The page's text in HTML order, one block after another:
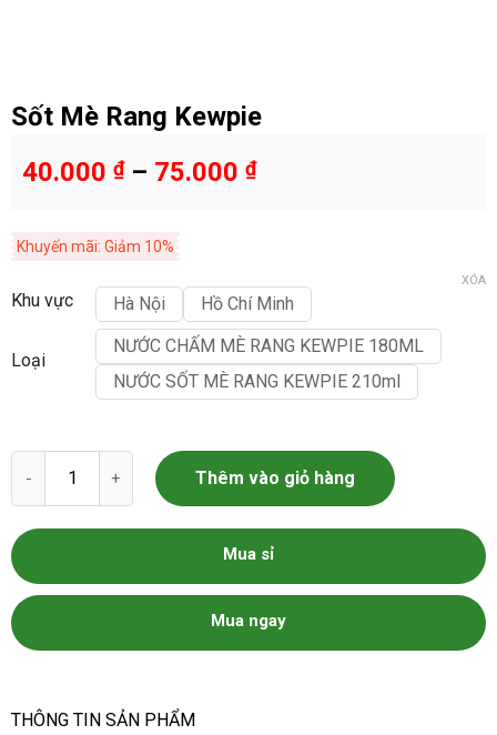
Sốt Mè Rang Kewpie
40.000 ₫– 75.000 ₫
Khuyến mãi: Giảm 10%
Khu vực Hà Nội Hồ Chí Minh
Loại
NƯỚC CHẤM MÈ RANG KEWPIE 180ML
NƯỚC SỐT MÈ RANG KEWPIE 210ml
XÓA
Sốt Mè Rang Kewpie số lượng
Thêm vào giỏ hàng
Mua sỉ
Mua ngay
THÔNG TIN SẢN PHẨM